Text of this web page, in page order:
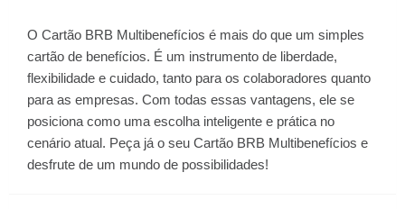
O Cartão BRB Multibenefícios é mais do que um simples
cartão de benefícios. É um instrumento de liberdade,
flexibilidade e cuidado, tanto para os colaboradores quanto
para as empresas. Com todas essas vantagens, ele se
posiciona como uma escolha inteligente e prática no
cenário atual. Peça já o seu Cartão BRB Multibenefícios e
desfrute de um mundo de possibilidades!